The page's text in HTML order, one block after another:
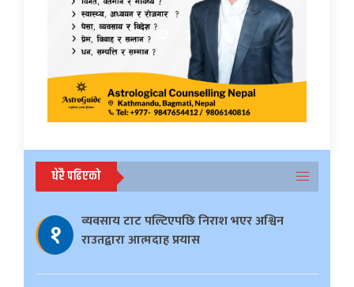
धेरै पढिएको
१
व्यवसाय टाट पल्टिएपछि निराश भएर अश्विन
राउतद्वारा आत्मदाह प्रयास